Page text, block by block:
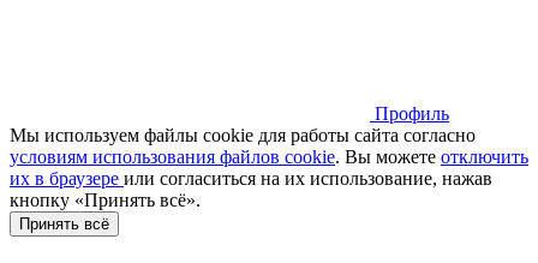
Профиль
Мы используем файлы cookie для работы сайта согласно
условиям использования файлов cookie. Вы можете отключить
их в браузере или cогласиться на их использование, нажав
кнопку «Принять всё».
Принять всё